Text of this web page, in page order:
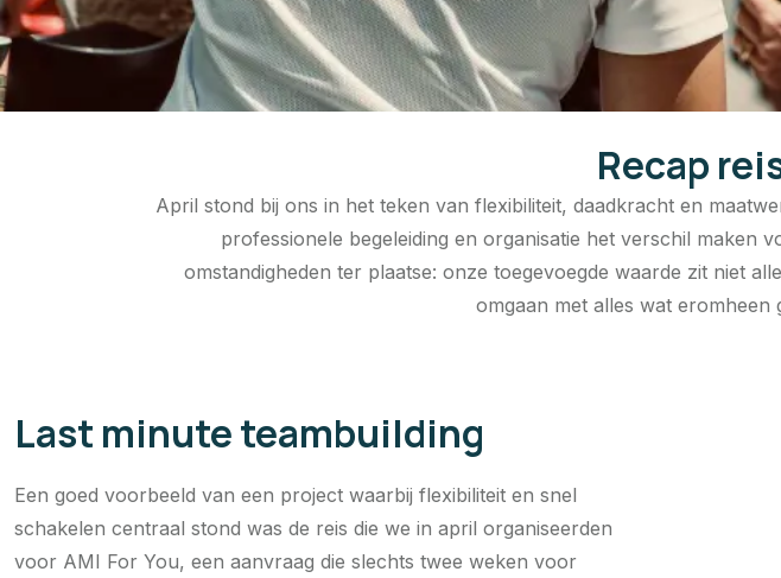
Recap
April stond bij ons in het teken van flexibiliteit, daadkracht en
professionele begeleiding en organisatie het verschil maken
omstandigheden ter plaatse: onze toegevoegde waarde zit niet
omgaan met alles wat eromheen
Last minute teambuilding
Een goed voorbeeld van een project waarbij flexibiliteit en snel
schakelen centraal stond was de reis die we in april organiseerden
voor AMI For You, een aanvraag die slechts twee weken voor